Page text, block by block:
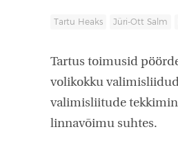
Tartu Heaks Jüri-Ott Salm
Tartus toimusid
volikokku valimisliidud
valimisliitude
linnavõimu suhtes.